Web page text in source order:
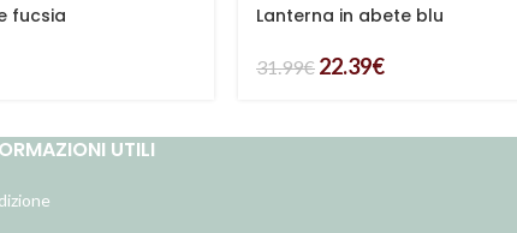
fucsia Lanterna in abete blu
31.99€ 22.39€
UTILI